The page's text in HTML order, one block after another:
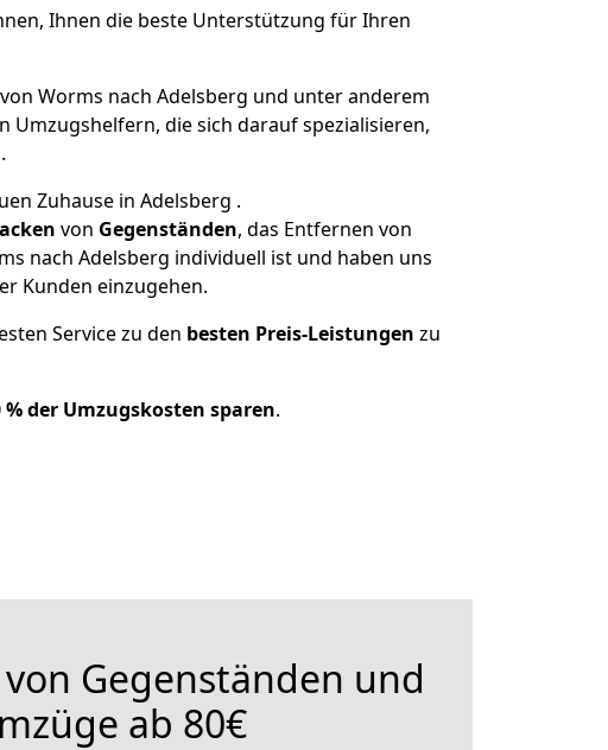
Ihnen die beste Unterstützung für Ihren
Worms nach Adelsberg und unter anderem
die sich darauf spezialisieren,
Zuhause in Adelsberg .
von Gegenständen, das Entfernen von
nach Adelsberg individuell ist und haben uns
Kunden einzugehen.
Service zu den besten Preis-Leistungen zu
% der Umzugskosten sparen.
Gegenständen und
ab 80€